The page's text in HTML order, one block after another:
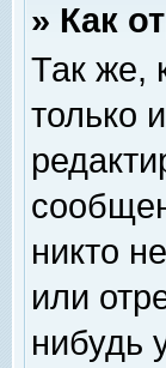
» Как
Так же,
только
никто
или
нибудь